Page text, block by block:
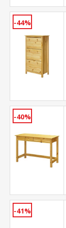
-44%
-40%
-41%